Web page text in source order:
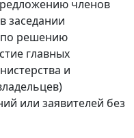
членов
заседании
по решению
главных
и
или заявителей без